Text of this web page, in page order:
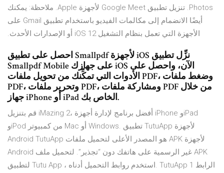
Photos. تنزيل تطبيق Google Meet لأجهزة Apple. ملاحظة: يمكنك
أيضًا الانضمام إلى مكالمات الفيديو باستخدام تطبيق Gmail على
الأجهزة التي تعمل بنظام التشغيل iOS 12 أو الإصدارات الأحدث.
احصل على تطبيق Smallpdf لأجهزة iOS نزِّل تطبيق
Smallpdf Mobile على جهازك iOS الآن، واحصل على
الأدوات التي تمكِّنك من تحويل ملفات PDF، وضغط ملفات
PDF، وتحرير ملفات PDF، ومشاركة ملفات PDF من خلال
جهاز iPhone أو iPad الخاص بك.
قم بتنزيل iMazing 2، أفضل برنامج لإدارة أجهزة iPhone وiPad
وiPod من كمبيوتر Mac أو Windows. تطبيق TutuApp لأجهزة
Android TutuApp هو المصدر الأعلى لتحميل ملفات APK لأجهزة
Android غير الرسمية على هاتفك دون “تجذير”. لتحميل ملف APK
لتطبيق Tutu App ، استخدم روابط التحميل أدناه. TutuApp الرابط 1